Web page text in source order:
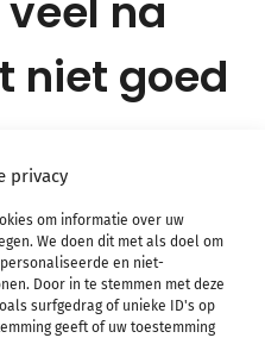
privacy
om informatie over uw
We doen dit met als doel om
en niet-
Door in te stemmen met deze
surfgedrag of unieke ID's op
geeft of uw toestemming
na
niet goed
expres gedaan (of zelfs
constant piekeren over
worden heeft